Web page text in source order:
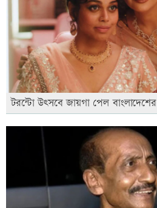
টরন্টো উৎসবে জায়গা পেল বাংলাদেশের